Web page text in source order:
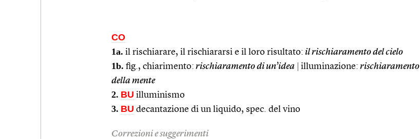
CO
1a. il rischiarare, il rischiararsi e il loro risultato: il rischiaramento del cielo
1b. fig., chiarimento: rischiaramento di un’idea illuminazione: rischiaramento
della mente
2. BU illuminismo
3. BU decantazione di un liquido, spec. del vino
Correzioni e suggerimenti